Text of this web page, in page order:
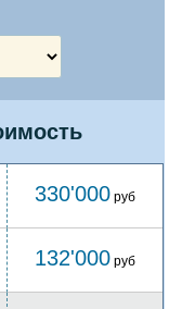
330'000 руб
132'000 руб